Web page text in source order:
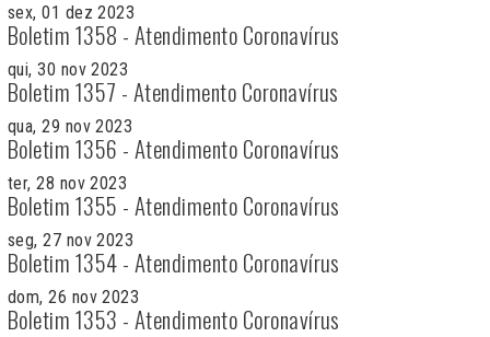
sex, 01 dez 2023
Boletim 1358 - Atendimento Coronavírus
qui, 30 nov 2023
Boletim 1357 - Atendimento Coronavírus
qua, 29 nov 2023
Boletim 1356 - Atendimento Coronavírus
ter, 28 nov 2023
Boletim 1355 - Atendimento Coronavírus
seg, 27 nov 2023
Boletim 1354 - Atendimento Coronavírus
dom, 26 nov 2023
Boletim 1353 - Atendimento Coronavírus